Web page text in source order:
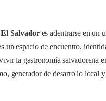
El Salvador es adentrarse en un
un espacio de encuentro,
la gastronomía salvadoreña
generador de desarrollo local